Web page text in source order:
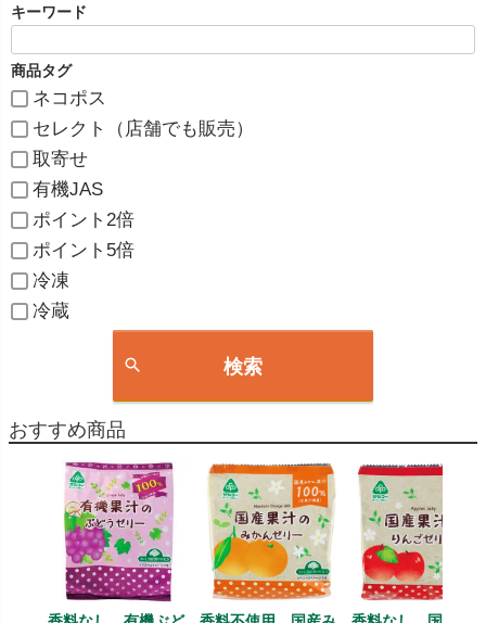
キーワード
商品タグ
ネコポス
セレクト（店舗でも販売）
取寄せ
有機JAS
ポイント2倍
ポイント5倍
冷凍
冷蔵
検索
おすすめ商品